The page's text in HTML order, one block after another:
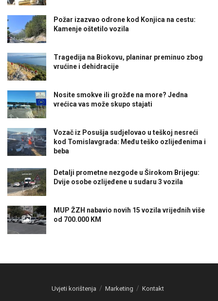
Požar izazvao odrone kod Konjica na cestu:
Kamenje oštetilo vozila
Tragedija na Biokovu, planinar preminuo zbog
vrućine i dehidracije
Nosite smokve ili grožđe na more? Jedna
vrećica vas može skupo stajati
Vozač iz Posušja sudjelovao u teškoj nesreći
kod Tomislavgrada: Među teško ozlijeđenima i
beba
Detalji prometne nezgode u Širokom Brijegu:
Dvije osobe ozlijeđene u sudaru 3 vozila
MUP ŽZH nabavio novih 15 vozila vrijednih više
od 700.000 KM
Uvjeti korištenja Marketing Kontakt